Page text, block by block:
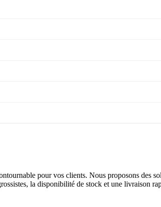
pour vos clients. Nous proposons des
la disponibilité de stock et une livraison